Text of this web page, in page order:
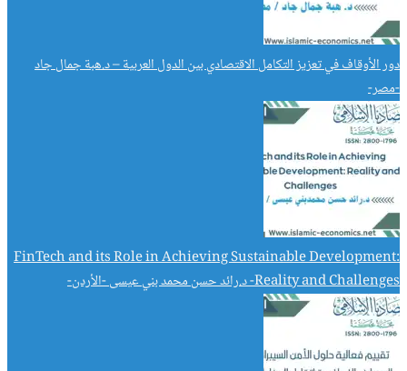
دور الأوقاف في تعزيز التكامل الاقتصادي بين الدول العربية – د.هبة جمال جاد
-مصر-
FinTech and its Role in Achieving Sustainable Development:
Reality and Challenges- د.رائد حسن محمد بني عيسى -الأردن-